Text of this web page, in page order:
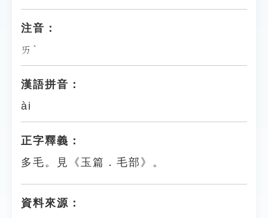
注音：
ㄞˋ
漢語拼音：
ài
正字釋義：
多毛。見《玉篇．毛部》。
資料來源：